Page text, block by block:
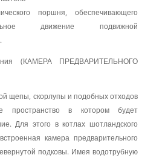
поршня, обеспечивающего
движение подвижной
(КАМЕРА ПРЕДВАРИТЕЛЬНОГО
щепы, скорлупы и подобных отходов
пространство в котором будет
Для этого в котлах шотландского
камера предварительного
подковы. Имея водотрубную